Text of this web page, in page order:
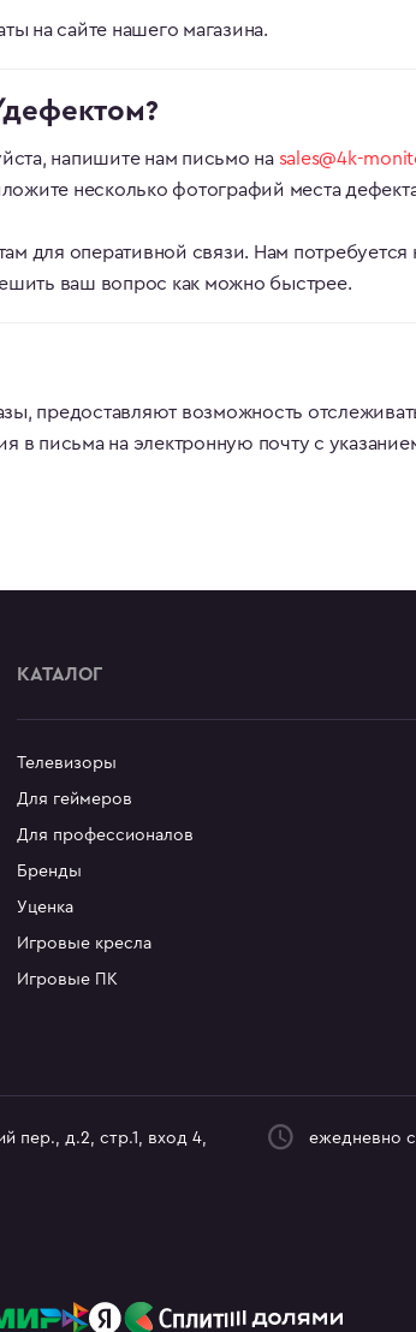
на сайте нашего магазина.
напишите нам письмо на sales@4k-
несколько фотографий места
для оперативной связи. Нам потребуется
ваш вопрос как можно быстрее.
предоставляют возможность
в письма на электронную почту с
КАТАЛОГ
Телевизоры
Для геймеров
Для профессионалов
Бренды
Уценка
Игровые кресла
Игровые ПК
пер., д.2, стр.1, вход 4,
ежедневно с